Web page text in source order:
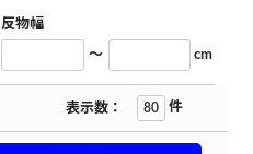
反物幅
～ cm
表示数： 件